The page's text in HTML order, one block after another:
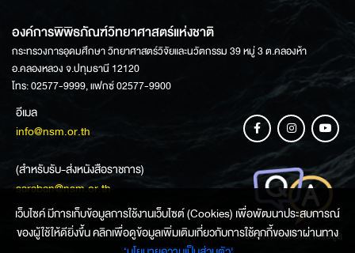
องค์การพิพิธภัณฑ์วิทยาศาสตร์แห่งชาติ
กระทรวงการอุดมศึกษา วิทยาศาสตร์วิจัยและนวัตกรรม 39 หมู่ 3 ต.คลองห้า
อ.คลองหลวง จ.ปทุมธานี 12120
โทร: 02577-9999, แฟกซ์ 02577-9900
อีเมล
info@nsm.or.th
(สำหรับรับ-ส่งหนังสือราชการ)
saraban@nsm.or.th
ช่องทางการสอบถามข้อมูล
เว็บไซค์ มีการเก็บข้อมูลการใช้งานเว็บไซต์ (Cookies) เพื่อพัฒนาประสบการณ์
ของผู้ใช้ให้ดียิ่งขึ้น คลิกเพื่อดูข้อมูลเพิ่มเติมเกี่ยวกับการใช้คุกกี้ของเราผ่านทาง